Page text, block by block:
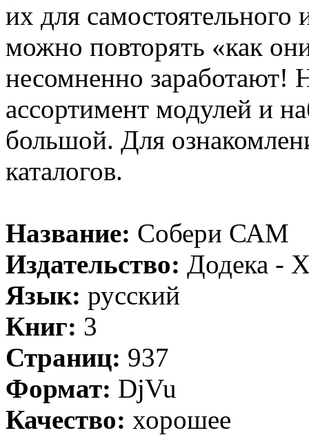
их для самостоятельного
можно повторять «как
несомненно заработают!
ассортимент модулей и
большой. Для
каталогов.
Название: Собери САМ
Издательство: Додека -
Язык: русский
Книг: 3
Страниц: 937
Формат: DjVu
Качество: хорошее